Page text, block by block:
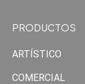
PRODUCTOS
ARTÍSTICO
COMERCIAL